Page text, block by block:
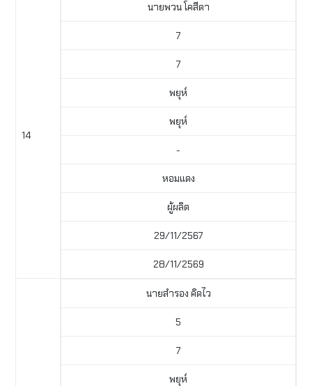
14
นายพวน โคสีตา
7
7
พยุห์
พยุห์
-
หอมแดง
ผู้ผลิต
29/11/2567
28/11/2569
นายสำรอง คิดไว
5
7
พยุห์